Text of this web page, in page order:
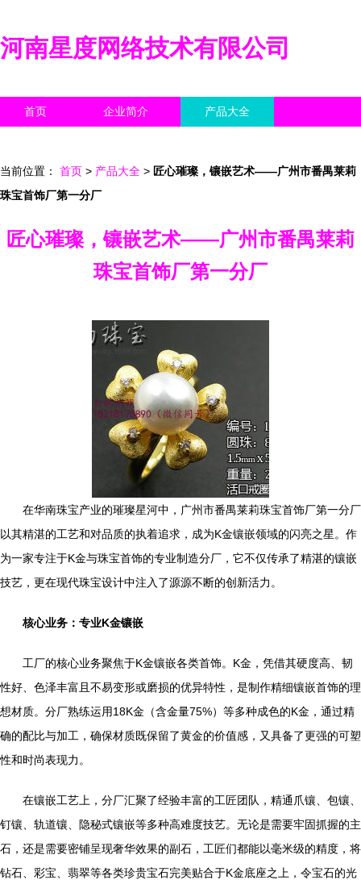
河南星度网络技术有限公司
首页 企业简介 产品大全
当前位置： 首页 > 产品大全 > 匠心璀璨，镶嵌艺术——广州市番禺莱莉
珠宝首饰厂第一分厂
匠心璀璨，镶嵌艺术——广州市番禺莱莉
珠宝首饰厂第一分厂
在华南珠宝产业的璀璨星河中，广州市番禺莱莉珠宝首饰厂第一分厂
以其精湛的工艺和对品质的执着追求，成为K金镶嵌领域的闪亮之星。作
为一家专注于K金与珠宝首饰的专业制造分厂，它不仅传承了精湛的镶嵌
技艺，更在现代珠宝设计中注入了源源不断的创新活力。
核心业务：专业K金镶嵌
工厂的核心业务聚焦于K金镶嵌各类首饰。K金，凭借其硬度高、韧
性好、色泽丰富且不易变形或磨损的优异特性，是制作精细镶嵌首饰的理
想材质。分厂熟练运用18K金（含金量75%）等多种成色的K金，通过精
确的配比与加工，确保材质既保留了黄金的价值感，又具备了更强的可塑
性和时尚表现力。
在镶嵌工艺上，分厂汇聚了经验丰富的工匠团队，精通爪镶、包镶、
钉镶、轨道镶、隐秘式镶嵌等多种高难度技艺。无论是需要牢固抓握的主
石，还是需要密铺呈现奢华效果的副石，工匠们都能以毫米级的精度，将
钻石、彩宝、翡翠等各类珍贵宝石完美贴合于K金底座之上，令宝石的光